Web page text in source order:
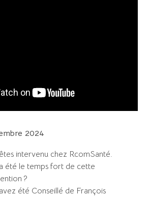
2024
intervenu chez RcomSanté.
été le temps fort de cette
?
été Conseillé de François